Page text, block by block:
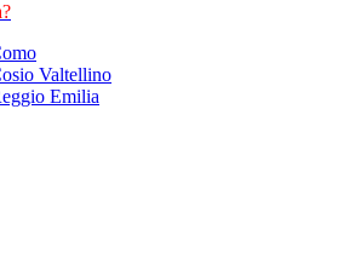
Valtellino
Emilia